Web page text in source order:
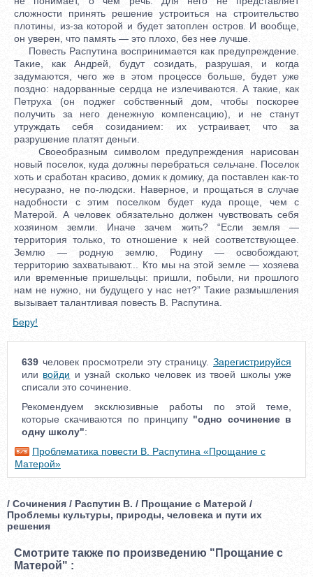
сложности принять решение устроиться на строительство
плотины, из-за которой и будет затоплен остров. И вообще,
он уверен, что память — это плохо, без нее лучше.
Повесть Распутина воспринимается как предупреждение.
Такие, как Андрей, будут созидать, разрушая, и когда
задумаются, чего же в этом процессе больше, будет уже
поздно: надорванные сердца не излечиваются. А такие, как
Петруха (он поджег собственный дом, чтобы поскорее
получить за него денежную компенсацию), и не станут
утруждать себя созиданием: их устраивает, что за
разрушение платят деньги.
Своеобразным символом предупреждения нарисован
новый поселок, куда должны перебраться сельчане. Поселок
хоть и сработан красиво, домик к домику, да поставлен как-то
несуразно, не по-людски. Наверное, и прощаться в случае
надобности с этим поселком будет куда проще, чем с
Матерой. А человек обязательно должен чувствовать себя
хозяином земли. Иначе зачем жить? “Если земля —
территория только, то отношение к ней соответствующее.
Землю — родную землю, Родину — освобождают,
территорию захватывают... Кто мы на этой земле — хозяева
или временные пришельцы: пришли, побыли, ни прошлого
нам не нужно, ни будущего у нас нет?” Такие размышления
вызывает талантливая повесть В. Распутина.
Беру!
639 человек просмотрели эту страницу. Зарегистрируйся
или войди и узнай сколько человек из твоей школы уже
списали это сочинение.
Рекомендуем эксклюзивные работы по этой теме,
которые скачиваются по принципу "одно сочинение в
одну школу":
Проблематика повести В. Распутина «Прощание с
Матерой»
/ Сочинения / Распутин В. / Прощание с Матерой /
Проблемы культуры, природы, человека и пути их
решения
Смотрите также по произведению "Прощание с
Матерой" :